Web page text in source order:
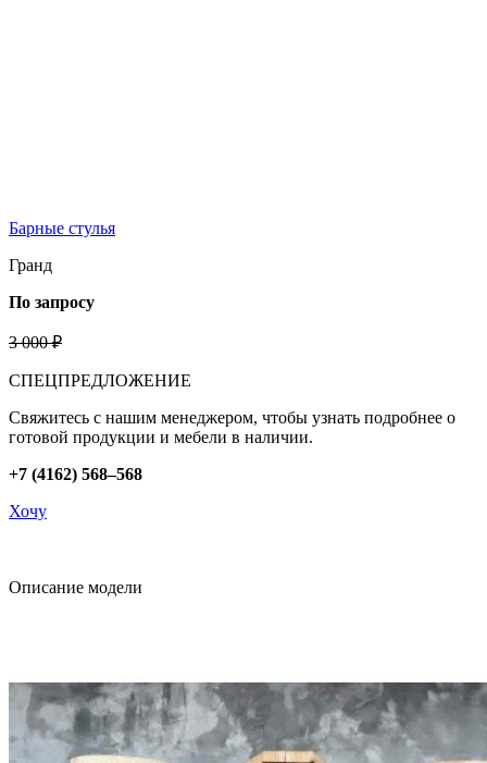
Барные стулья
Гранд
По запросу
3 000 ₽
СПЕЦПРЕДЛОЖЕНИЕ
Свяжитесь с нашим менеджером, чтобы узнать подробнее о
готовой продукции и мебели в наличии.
+7 (4162) 568–568
Хочу
Описание модели